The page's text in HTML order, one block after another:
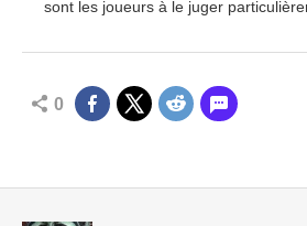
sont les joueurs à le juger
0